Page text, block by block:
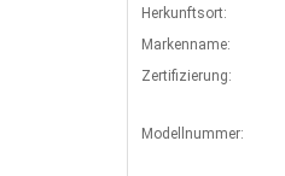
Herkunftsort:
Markenname:
Zertifizierung:
Modellnummer: